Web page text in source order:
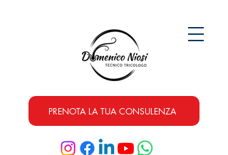
PRENOTA LA TUA CONSULENZA